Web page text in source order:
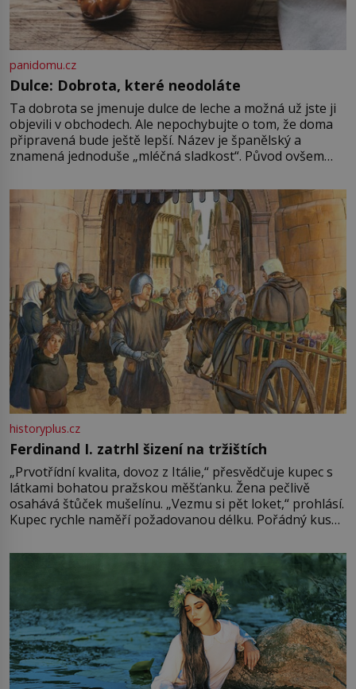
panidomu.cz
Dulce: Dobrota, které neodoláte
Ta dobrota se jmenuje dulce de leche a možná už jste ji
objevili v obchodech. Ale nepochybujte o tom, že doma
připravená bude ještě lepší. Název je španělský a
znamená jednoduše „mléčná sladkost“. Původ ovšem
pře hned několik latinskoamerických zemí a k tomu
Francie, kde se traduje,
historyplus.cz
Ferdinand I. zatrhl šizení na tržištích
„Prvotřídní kvalita, dovoz z Itálie,“ přesvědčuje kupec s
látkami bohatou pražskou měšťanku. Žena pečlivě
osahává štůček mušelínu. „Vezmu si pět loket,“ prohlásí.
Kupec rychle naměří požadovanou délku. Pořádný kus
milostpaní. Stačí jenom na sukni,“ zhodnotí švadlena
množství růžového mušelínu. „Ošidili vás, podívejte.“